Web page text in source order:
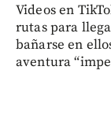
Videos en
rutas para
bañarse en
aventura